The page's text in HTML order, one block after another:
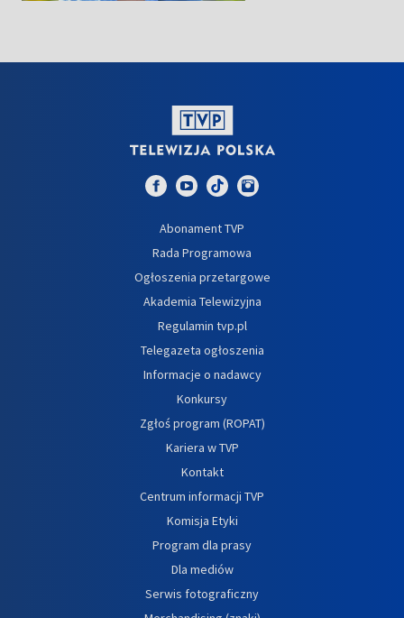
Abonament TVP
Rada Programowa
Ogłoszenia przetargowe
Akademia Telewizyjna
Regulamin tvp.pl
Telegazeta ogłoszenia
Informacje o nadawcy
Konkursy
Zgłoś program (ROPAT)
Kariera w TVP
Kontakt
Centrum informacji TVP
Komisja Etyki
Program dla prasy
Dla mediów
Serwis fotograficzny